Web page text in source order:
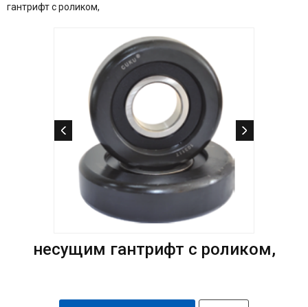
гантрифт с роликом,
несущим гантрифт с роликом,